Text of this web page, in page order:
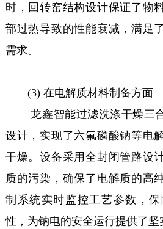
时，回转窑结构设计保证了物
部过热导致的性能衰减，满足
需求。
(3) 在电解质材料制备方面
龙鑫智能过滤洗涤干燥三合
设计，实现了六氟磷酸钠等电
干燥。设备采用全封闭管路设
质的污染，确保了电解质的高
制系统实时监控工艺参数，
性，为钠电的安全运行提供了坚